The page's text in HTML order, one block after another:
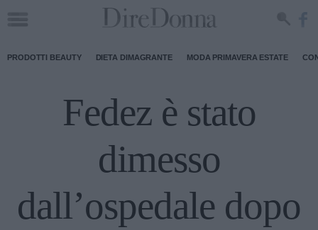
PRODOTTI BEAUTY DIETA DIMAGRANTE MODA PRIMAVERA ESTATE
Fedez è stato
dimesso
dall’ospedale dopo